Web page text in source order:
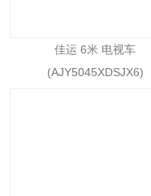
佳运 6米 电视车
(AJY5045XDSJX6)